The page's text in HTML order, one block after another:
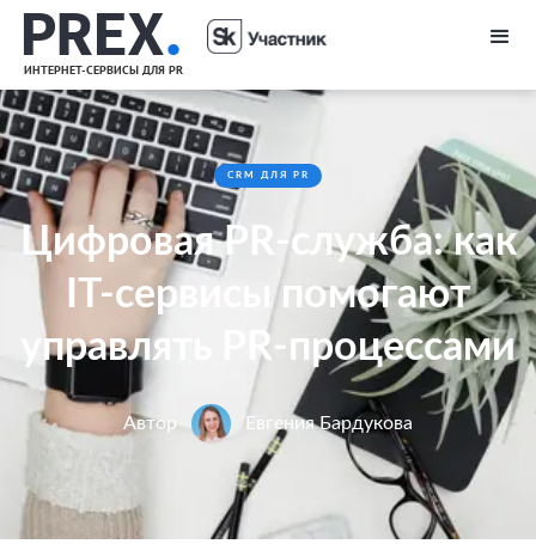
PREX.
ИНТЕРНЕТ-СЕРВИСЫ ДЛЯ PR
CRM ДЛЯ PR
Цифровая PR-служба: как
IT-сервисы помогают
управлять PR-процессами
Автор Евгения Бардукова